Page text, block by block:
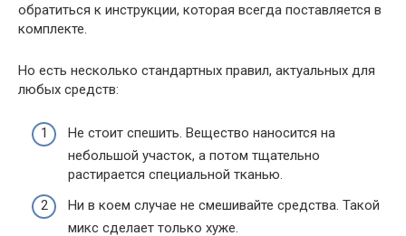
обратиться к инструкции, которая всегда поставляется в
комплекте.
Но есть несколько стандартных правил, актуальных для
любых средств:
Не стоит спешить. Вещество наносится на
небольшой участок, а потом тщательно
растирается специальной тканью.
Ни в коем случае не смешивайте средства. Такой
микс сделает только хуже.